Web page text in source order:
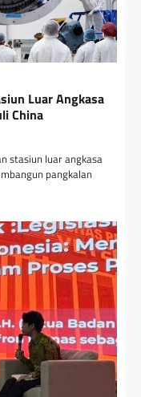
Luar Angkasa
China
stasiun luar angkasa
pangkalan